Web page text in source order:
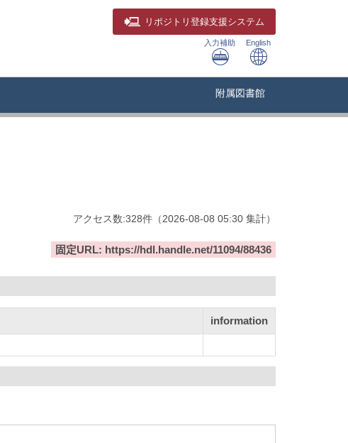
リポジトリ 登録支援システム
入力補助 English
附属図書館
アクセス数:328件 （2026-08-08 05:30 集計）
固定URL: https://hdl.handle.net/11094/88436
information